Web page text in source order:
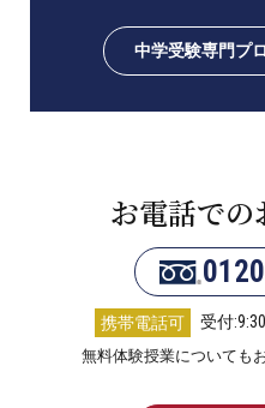
中学受験専門プ
お電話で
携帯電話可 受付
無料体験授業についても